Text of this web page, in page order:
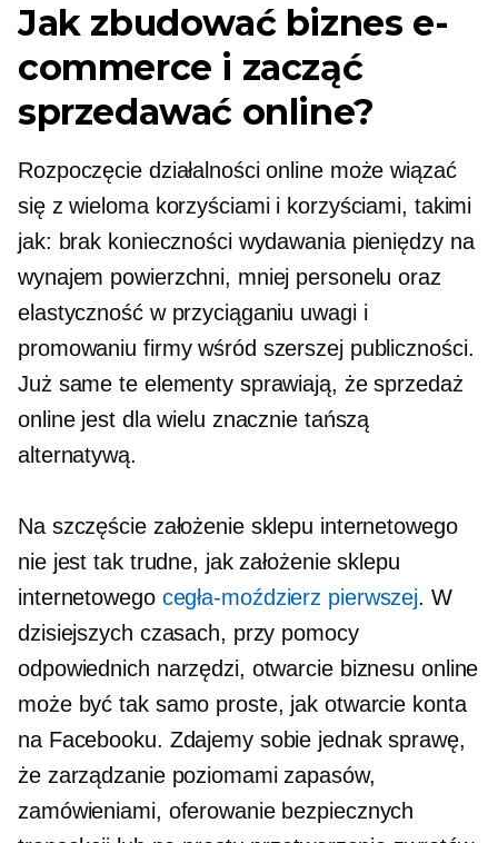
Jak zbudować biznes e-
commerce i zacząć
sprzedawać online?
Rozpoczęcie działalności online może wiązać
się z wieloma korzyściami i korzyściami, takimi
jak: brak konieczności wydawania pieniędzy na
wynajem powierzchni, mniej personelu oraz
elastyczność w przyciąganiu uwagi i
promowaniu firmy wśród szerszej publiczności.
Już same te elementy sprawiają, że sprzedaż
online jest dla wielu znacznie tańszą
alternatywą.
Na szczęście założenie sklepu internetowego
nie jest tak trudne, jak założenie sklepu
internetowego cegła-moździerz pierwszej. W
dzisiejszych czasach, przy pomocy
odpowiednich narzędzi, otwarcie biznesu online
może być tak samo proste, jak otwarcie konta
na Facebooku. Zdajemy sobie jednak sprawę,
że zarządzanie poziomami zapasów,
zamówieniami, oferowanie bezpiecznych